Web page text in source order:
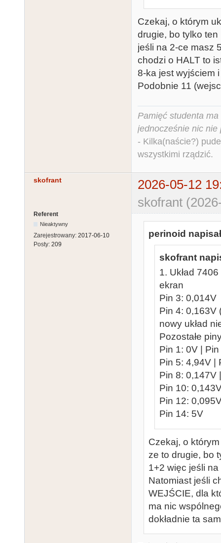
Czekaj, o którym
drugie, bo tylko
jeśli na 2-ce masz
chodzi o HALT to
8-ka jest wyjściem
Podobnie 11
Pamięć studenta
jednocześnie nic nie
- Kilka(naście?)
wszystkimi rządzić.
skofrant
2026-05-12
skofrant
Referent
Nieaktywny
Zarejestrowany: 2017-06-10
Posty: 209
perinoid
skofrant
1. Układ
ekran
Pin 3: 0,014V
Pin 4: 0,163V
nowy układ
Pozostałe
Pin 1: 0V |
Pin 5: 4,94V |
Pin 8: 0,147V
Pin 10:
Pin 12:
Pin 14: 5V
Czekaj, o
ze to drugie, bo
1+2 więc jeśli
Natomiast jeśli
WEJŚCIE, dla
ma nic
dokładnie ta